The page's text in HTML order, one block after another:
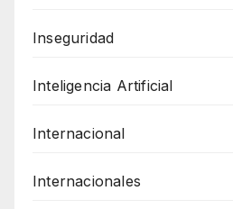
Inseguridad
Inteligencia Artificial
Internacional
Internacionales